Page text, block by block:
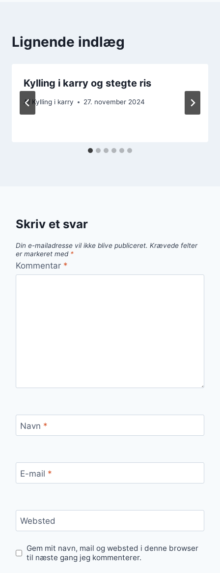
Lignende indlæg
Kylling i karry og stegte ris
Af Kylling i karry 27. november 2024
Skriv et svar
Din e-mailadresse vil ikke blive publiceret. Krævede felter
er markeret med *
Kommentar *
Navn *
E-mail *
Websted
Gem mit navn, mail og websted i denne browser
til næste gang jeg kommenterer.